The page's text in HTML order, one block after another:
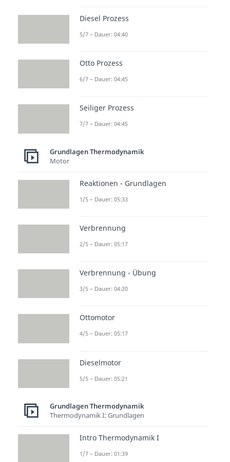
Diesel Prozess
5/7 – Dauer: 04:40
Otto Prozess
6/7 – Dauer: 04:45
Seiliger Prozess
7/7 – Dauer: 04:45
Grundlagen Thermodynamik
Motor
Reaktionen - Grundlagen
1/5 – Dauer: 05:33
Verbrennung
2/5 – Dauer: 05:17
Verbrennung - Übung
3/5 – Dauer: 04:20
Ottomotor
4/5 – Dauer: 05:17
Dieselmotor
5/5 – Dauer: 05:21
Grundlagen Thermodynamik
Thermodynamik I: Grundlagen
Intro Thermodynamik I
1/7 – Dauer: 01:39